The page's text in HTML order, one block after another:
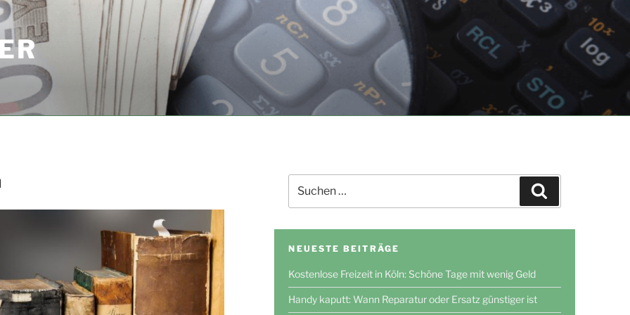
nach:
NEUESTE BEITRÄGE
Kostenlose Freizeit in Köln: Schöne Tage mit wenig Geld
Handy kaputt: Wann Reparatur oder Ersatz günstiger ist